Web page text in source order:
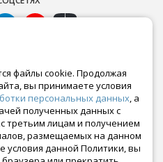
файлы cookie. Продолжая
вы принимаете условия
персональных данных, а
полученных данных с
третьим лицам и получением
размещаемых на данном
условия данной Политики, вы